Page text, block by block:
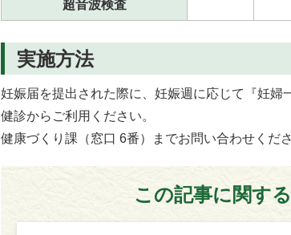
超音波検査
実施方法
妊娠届を提出された際に、妊娠週に応じて『妊
健診からご利用ください。
健康づくり課（窓口 6番）までお問い合わせくださ
この記事に関す